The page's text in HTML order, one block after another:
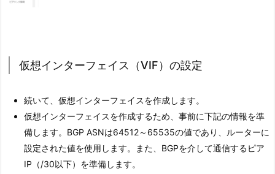
仮想インターフェイス（VIF）の設定
続いて、仮想インターフェイスを作成します。
仮想インターフェイスを作成するため、事前に下記の情報を準
備します。BGP ASNは64512～65535の値であり、ルーターに
設定された値を使用します。また、BGPを介して通信するピア
IP（/30以下）を準備します。